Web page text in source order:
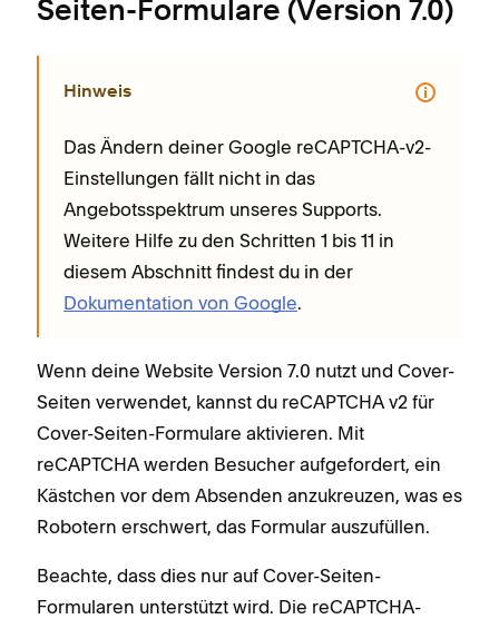
Seiten-Formulare (Version 7.0)
Hinweis
Das Ändern deiner Google reCAPTCHA-v2-
Einstellungen fällt nicht in das
Angebotsspektrum unseres Supports.
Weitere Hilfe zu den Schritten 1 bis 11 in
diesem Abschnitt findest du in der
Dokumentation von Google.
Wenn deine Website Version 7.0 nutzt und Cover-
Seiten verwendet, kannst du reCAPTCHA v2 für
Cover-Seiten-Formulare aktivieren. Mit
reCAPTCHA werden Besucher aufgefordert, ein
Kästchen vor dem Absenden anzukreuzen, was es
Robotern erschwert, das Formular auszufüllen.
Beachte, dass dies nur auf Cover-Seiten-
Formularen unterstützt wird. Die reCAPTCHA-